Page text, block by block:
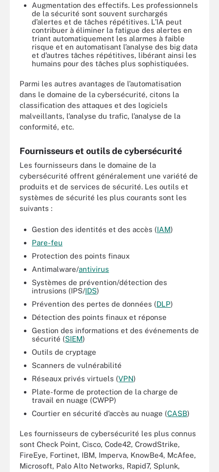
Augmentation des effectifs. Les professionnels
de la sécurité sont souvent surchargés
d’alertes et de tâches répétitives. L’IA peut
contribuer à éliminer la fatigue des alertes en
triant automatiquement les alarmes à faible
risque et en automatisant l’analyse des big data
et d’autres tâches répétitives, libérant ainsi les
humains pour des tâches plus sophistiquées.
Parmi les autres avantages de l’automatisation
dans le domaine de la cybersécurité, citons la
classification des attaques et des logiciels
malveillants, l’analyse du trafic, l’analyse de la
conformité, etc.
Fournisseurs et outils de cybersécurité
Les fournisseurs dans le domaine de la
cybersécurité offrent généralement une variété de
produits et de services de sécurité. Les outils et
systèmes de sécurité les plus courants sont les
suivants :
Gestion des identités et des accès (IAM)
Pare-feu
Protection des points finaux
Antimalware/antivirus
Systèmes de prévention/détection des
intrusions (IPS/IDS)
Prévention des pertes de données (DLP)
Détection des points finaux et réponse
Gestion des informations et des événements de
sécurité (SIEM)
Outils de cryptage
Scanners de vulnérabilité
Réseaux privés virtuels (VPN)
Plate-forme de protection de la charge de
travail en nuage (CWPP)
Courtier en sécurité d’accès au nuage (CASB)
Les fournisseurs de cybersécurité les plus connus
sont Check Point, Cisco, Code42, CrowdStrike,
FireEye, Fortinet, IBM, Imperva, KnowBe4, McAfee,
Microsoft, Palo Alto Networks, Rapid7, Splunk,